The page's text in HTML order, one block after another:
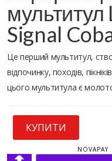
Signal
Це перший мультитул,
відпочинку, походів,
цього мультитула є
КУПИТИ
NOVAPAY